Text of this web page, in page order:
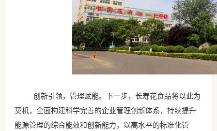
创新引领，管理赋能。下一步，长寿花食品将以此为
契机，全面构建科学完善的企业管理创新体系，持续提升
能源管理的综合能效和创新能力，以高水平的标准化管